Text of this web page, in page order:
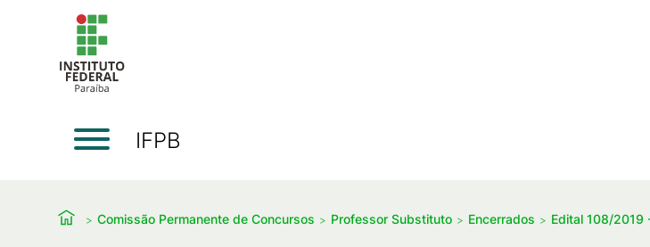
IFPB
Comissão Permanente de Concursos Professor Substituto Encerrados Edital 108/2019